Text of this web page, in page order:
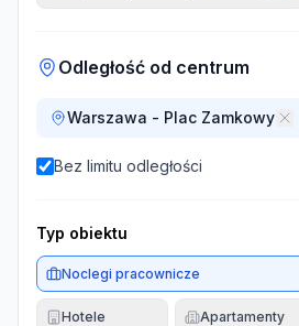
Odległość od centrum
Warszawa - Plac Zamkowy
Bez limitu odległości
Typ obiektu
Noclegi pracownicze
Hotele Apartamenty